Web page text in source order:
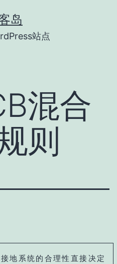
岛
站点
混合
则
地系统的合理性直接决定